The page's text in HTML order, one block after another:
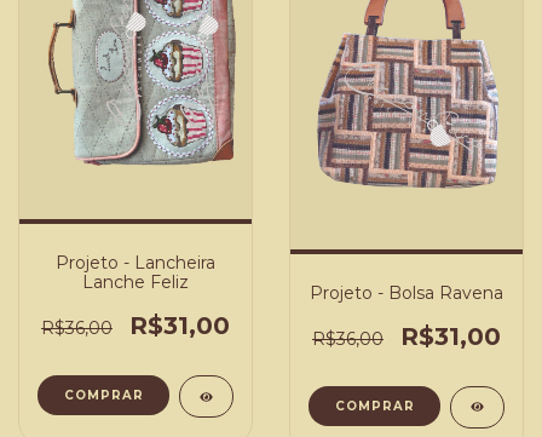
Projeto - Lancheira
Lanche Feliz
R$36,00 R$31,00
COMPRAR
Projeto - Bolsa Ravena
R$36,00 R$31,00
COMPRAR